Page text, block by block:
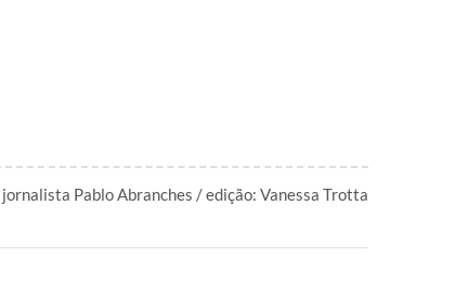
Pablo Abranches / edição: Vanessa Trotta